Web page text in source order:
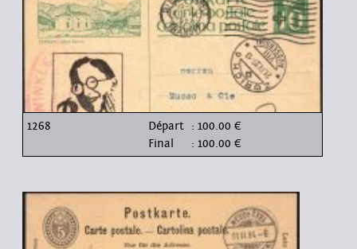
1268 Départ : 100.00 €
Final
: 100.00 €